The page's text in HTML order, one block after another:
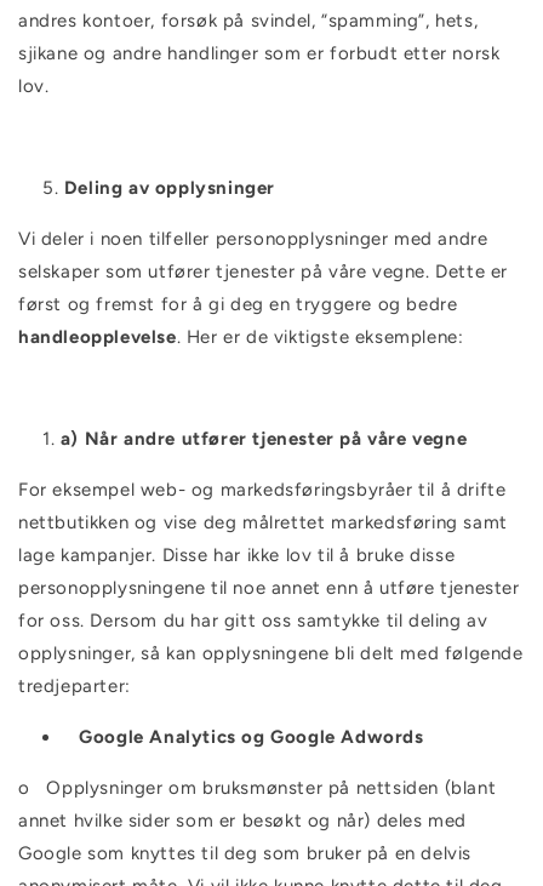
andres kontoer, forsøk på svindel, “spamming”, hets,
sjikane og andre handlinger som er forbudt etter norsk
lov.
Deling av opplysninger
Vi deler i noen tilfeller personopplysninger med andre
selskaper som utfører tjenester på våre vegne. Dette er
først og fremst for å gi deg en tryggere og bedre
handleopplevelse. Her er de viktigste eksemplene:
a) Når andre utfører tjenester på våre vegne
For eksempel web- og markedsføringsbyråer til å drifte
nettbutikken og vise deg målrettet markedsføring samt
lage kampanjer. Disse har ikke lov til å bruke disse
personopplysningene til noe annet enn å utføre tjenester
for oss. Dersom du har gitt oss samtykke til deling av
opplysninger, så kan opplysningene bli delt med følgende
tredjeparter:
Google Analytics og Google Adwords
oOpplysninger om bruksmønster på nettsiden (blant
annet hvilke sider som er besøkt og når) deles med
Google som knyttes til deg som bruker på en delvis